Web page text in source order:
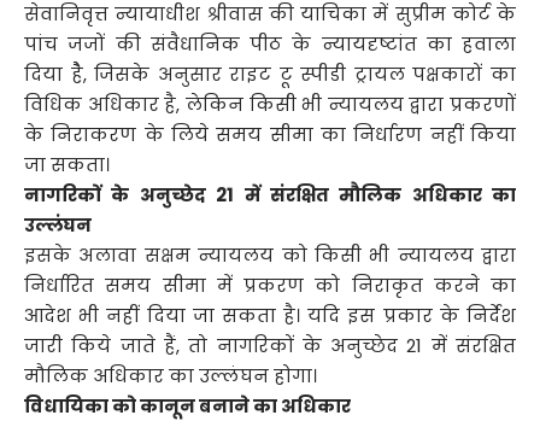
सेवानिवृत्त न्यायाधीश श्रीवास की याचिका में सुप्रीम कोर्ट के
पांच जजों की संवैधानिक पीठ के न्यायदृष्टांत का हवाला
दिया हैै, जिसके अनुसार राइट टू स्पीडी ट्रायल पक्षकारों का
विधिक अधिकार है, लेकिन किसी भी न्यायलय द्वारा प्रकरणों
के निराकरण के लिये समय सीमा का निर्धारण नहीं किया
जा सकता।
नागरिकों के अनुच्छेद 21 में संरक्षित मौलिक अधिकार का
उल्लंघन
इसके अलावा सक्षम न्यायलय को किसी भी न्यायलय द्वारा
निर्धारित समय सीमा में प्रकरण को निराकृत करने का
आदेश भी नहीं दिया जा सकता है। यदि इस प्रकार के निर्देश
जारी किये जाते हैं, तो नागरिकों के अनुच्छेद 21 में संरक्षित
मौलिक अधिकार का उल्लंघन होगा।
विधायिका को कानून बनाने का अधिकार